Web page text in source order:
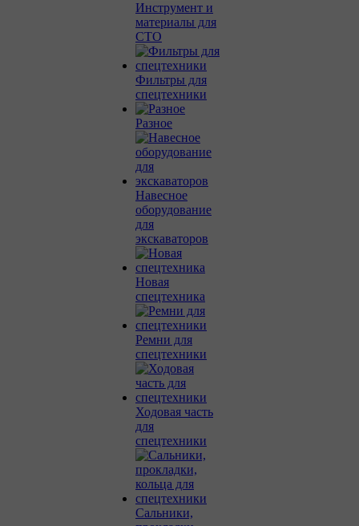
Инструмент и
материалы для
СТО
Фильтры для
спецтехники
Разное
Навесное
оборудование
для
экскаваторов
Новая
спецтехника
Ремни для
спецтехники
Ходовая часть
для
спецтехники
Сальники,